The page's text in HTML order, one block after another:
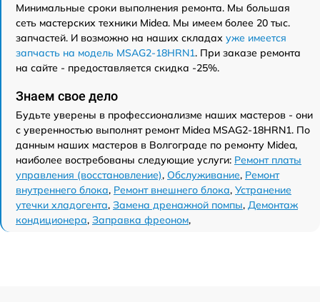
Минимальные сроки выполнения ремонта. Мы большая
сеть мастерских техники Midea. Мы имеем более 20 тыс.
запчастей. И возможно на наших складах уже имеется
запчасть на модель MSAG2-18HRN1. При заказе ремонта
на сайте - предоставляется скидка -25%.
Знаем свое дело
Будьте уверены в профессионализме наших мастеров - они
с уверенностью выполнят ремонт Midea MSAG2-18HRN1. По
данным наших мастеров в Волгограде по ремонту Midea,
наиболее востребованы следующие услуги: Ремонт платы
управления (восстановление), Обслуживание, Ремонт
внутреннего блока, Ремонт внешнего блока, Устранение
утечки хладогента, Замена дренажной помпы, Демонтаж
кондиционера, Заправка фреоном,